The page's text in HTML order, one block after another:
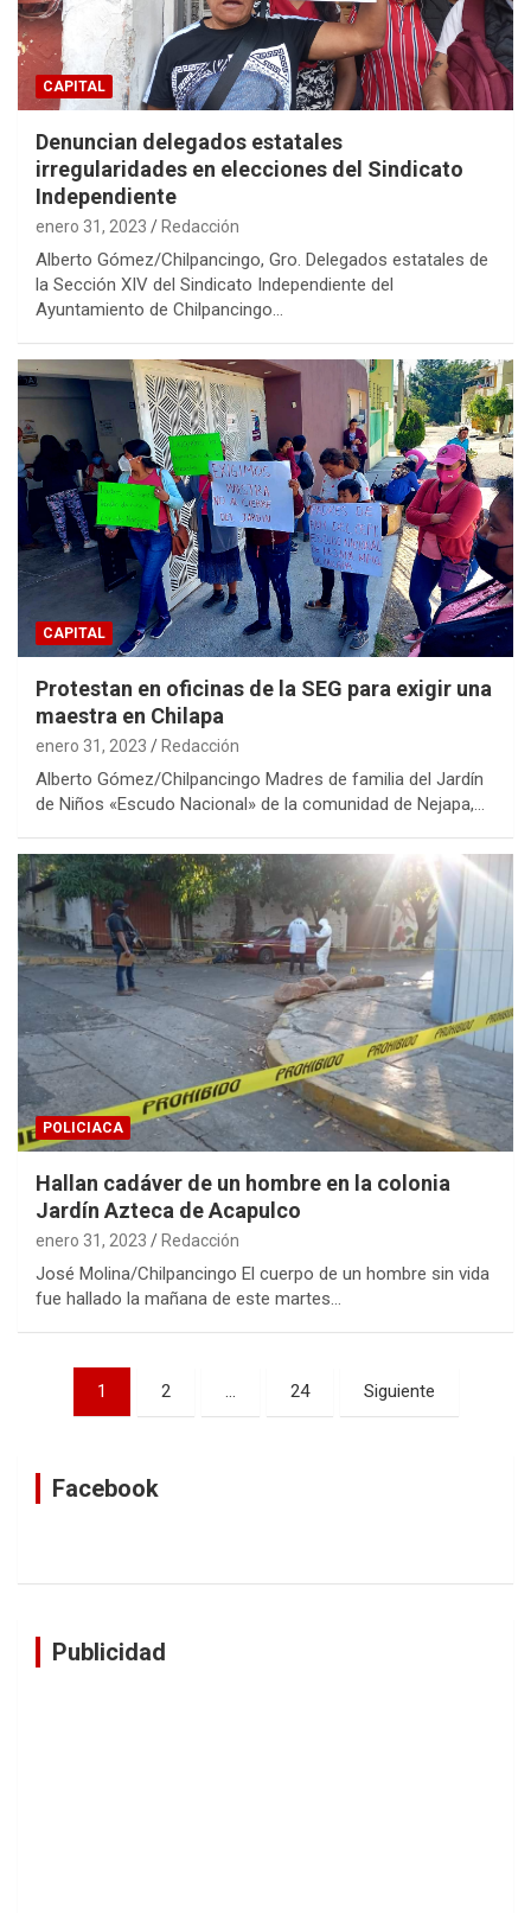
CAPITAL
Denuncian delegados estatales
irregularidades en elecciones del Sindicato
Independiente
enero 31, 2023 Redacción
Alberto Gómez/Chilpancingo, Gro. Delegados estatales de
la Sección XIV del Sindicato Independiente del
Ayuntamiento de Chilpancingo…
CAPITAL
Protestan en oficinas de la SEG para exigir una
maestra en Chilapa
enero 31, 2023 Redacción
Alberto Gómez/Chilpancingo Madres de familia del Jardín
de Niños «Escudo Nacional» de la comunidad de Nejapa,…
POLICIACA
Hallan cadáver de un hombre en la colonia
Jardín Azteca de Acapulco
enero 31, 2023 Redacción
José Molina/Chilpancingo El cuerpo de un hombre sin vida
fue hallado la mañana de este martes…
Navegación
1 2 … 24 Siguiente
Facebook
Publicidad